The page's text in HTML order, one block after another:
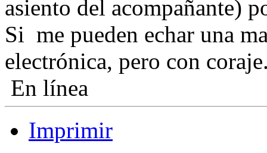
asiento del acompañante)
Si me pueden echar una
electrónica, pero con
En línea
Imprimir